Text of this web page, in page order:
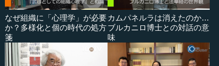
なぜ組織に「心理学」が必要
か？多様化と個の時代の処方
箋
カムパネルラは消えたのか…
ブルカニロ博士との対話の意
味